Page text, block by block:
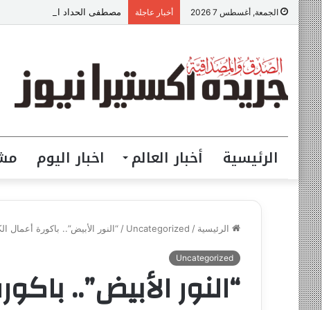
الجمعة, أغسطس 7 2026 أخبار عاجلة مصطفى الحداد المحامى:
الرئيسية أخبار العالم اخبار اليوم
الرئيسية /
Uncategorized
/ “النور الأبيض”.. باكورة أعمال
Uncategorized
“النور الأبيض”..